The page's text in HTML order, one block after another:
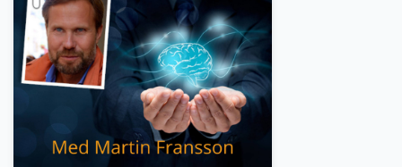
Blog
Login